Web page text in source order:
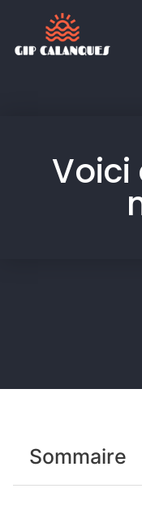
Voici
Sommaire